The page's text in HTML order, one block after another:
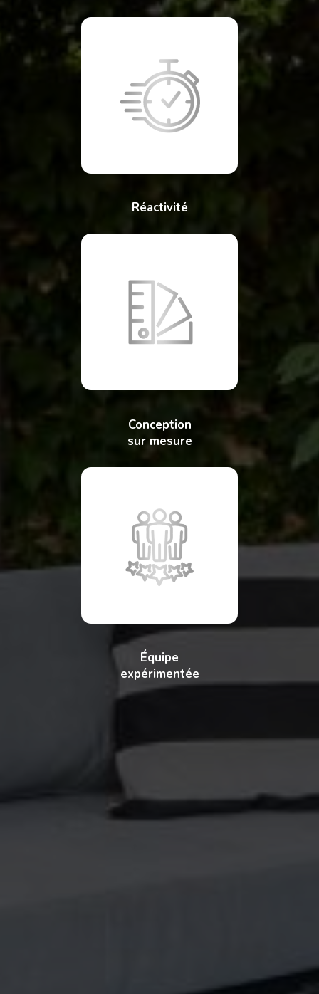
Réactivité
Conception
sur mesure
Équipe
expérimentée